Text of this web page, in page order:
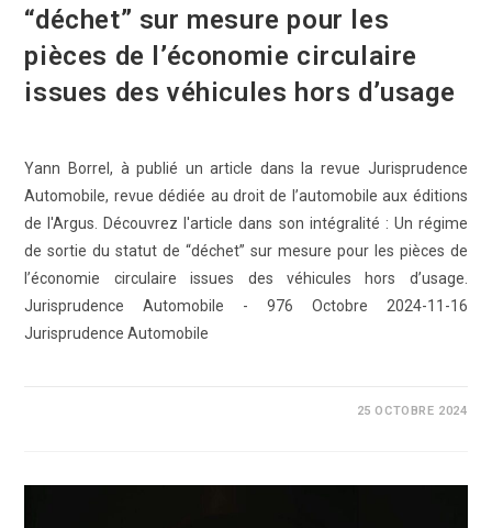
“déchet” sur mesure pour les
pièces de l’économie circulaire
issues des véhicules hors d’usage
Yann Borrel, à publié un article dans la revue Jurisprudence
Automobile, revue dédiée au droit de l’automobile aux éditions
de l'Argus. Découvrez l'article dans son intégralité : Un régime
de sortie du statut de “déchet” sur mesure pour les pièces de
l’économie circulaire issues des véhicules hors d’usage.
Jurisprudence Automobile - 976 Octobre 2024-11-16
Jurisprudence Automobile
25 OCTOBRE 2024